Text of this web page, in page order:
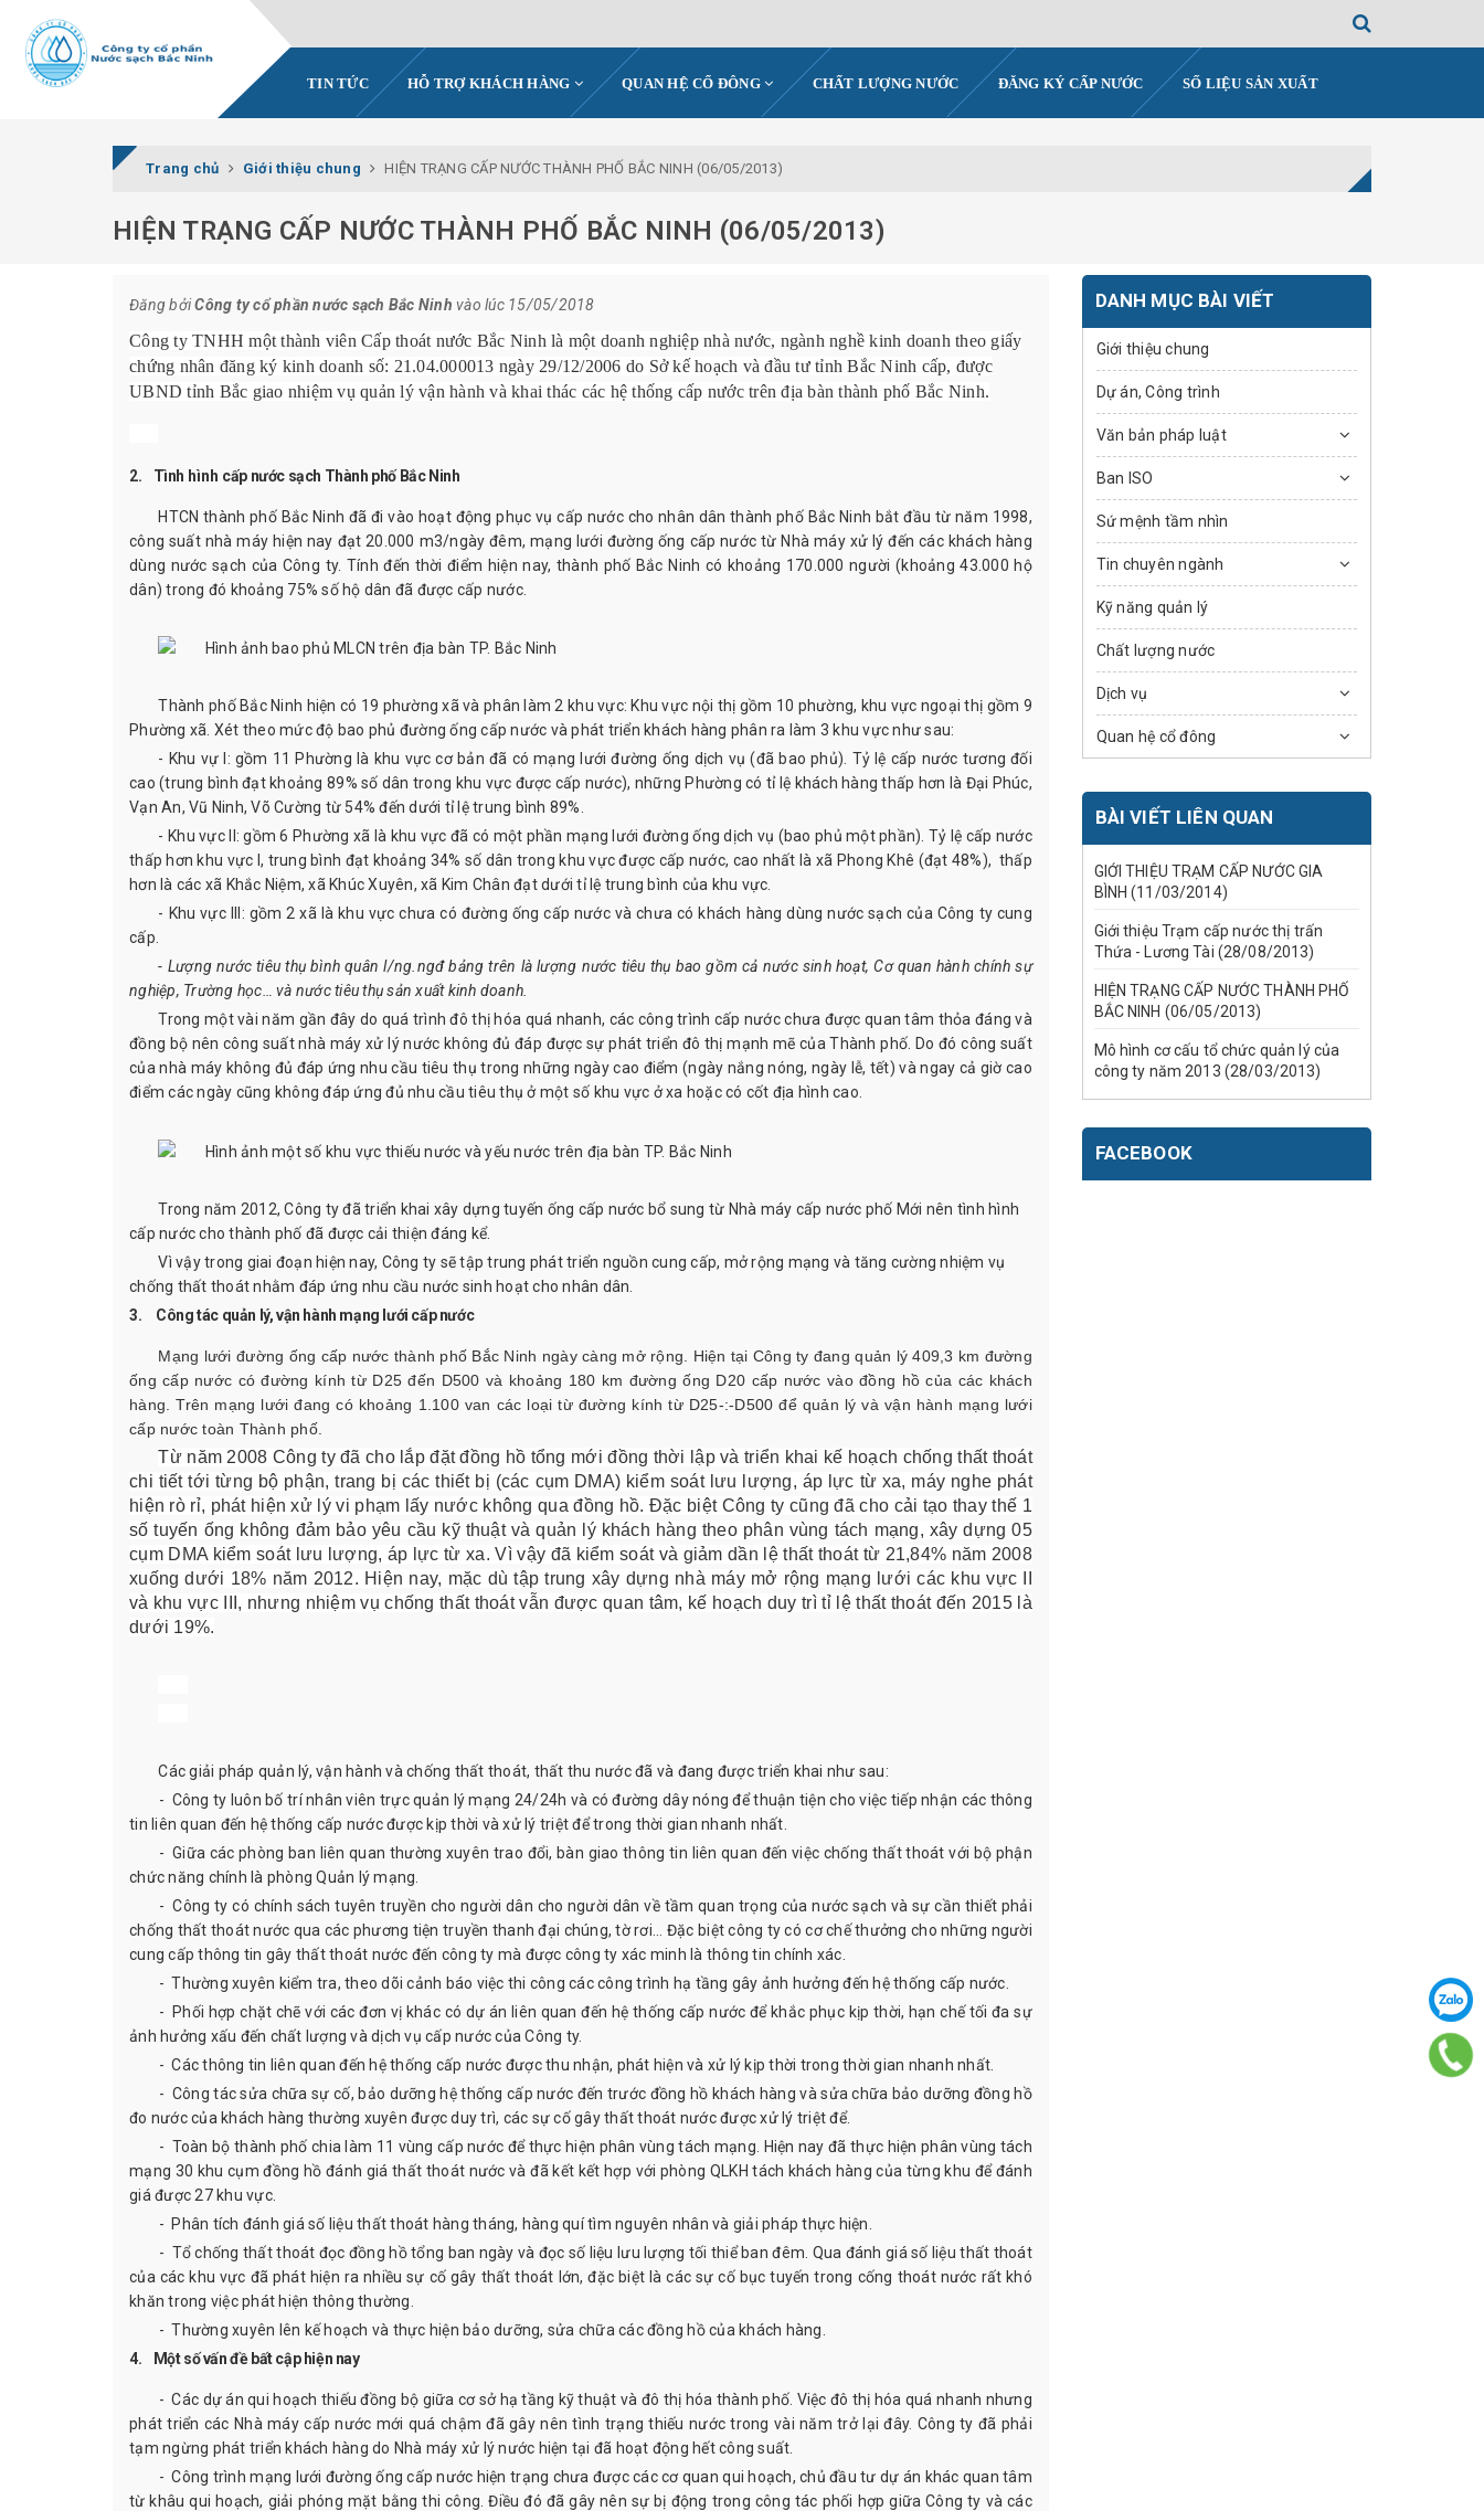
TIN TỨC HỖ TRỢ KHÁCH HÀNG QUAN HỆ CỔ ĐÔNG CHẤT LƯỢNG NƯỚC ĐĂNG KÝ CẤP NƯỚC SỐ LIỆU SẢN XUẤT
Trang chủ Giới thiệu chung HIỆN TRẠNG CẤP NƯỚC THÀNH PHỐ BẮC NINH (06/05/2013)
HIỆN TRẠNG CẤP NƯỚC THÀNH PHỐ BẮC NINH (06/05/2013)
Đăng bởiCông ty cổ phần nước sạch Bắc Ninh vào lúc 15/05/2018
Công ty TNHH một thành viên Cấp thoát nước Bắc Ninh là một doanh nghiệp nhà nước, ngành nghề kinh doanh theo giấy
chứng nhân đăng ký kinh doanh số: 21.04.000013 ngày 29/12/2006 do Sở kế hoạch và đầu tư tỉnh Bắc Ninh cấp, được
UBND tỉnh Bắc giao nhiệm vụ quản lý vận hành và khai thác các hệ thống cấp nước trên địa bàn thành phố Bắc Ninh.
2. Tình hình cấp nước sạch Thành phố Bắc Ninh
HTCN thành phố Bắc Ninh đã đi vào hoạt động phục vụ cấp nước cho nhân dân thành phố Bắc Ninh bắt đầu từ năm 1998,
công suất nhà máy hiện nay đạt 20.000 m3/ngày đêm, mạng lưới đường ống cấp nước từ Nhà máy xử lý đến các khách hàng
dùng nước sạch của Công ty. Tính đến thời điểm hiện nay, thành phố Bắc Ninh có khoảng 170.000 người (khoảng 43.000 hộ
dân) trong đó khoảng 75% số hộ dân đã được cấp nước.
Thành phố Bắc Ninh hiện có 19 phường xã và phân làm 2 khu vực: Khu vực nội thị gồm 10 phường, khu vực ngoại thị gồm 9
Phường xã. Xét theo mức độ bao phủ đường ống cấp nước và phát triển khách hàng phân ra làm 3 khu vực như sau:
- Khu vự I: gồm 11 Phường là khu vực cơ bản đã có mạng lưới đường ống dịch vụ (đã bao phủ). Tỷ lệ cấp nước tương đối
cao (trung bình đạt khoảng 89% số dân trong khu vực được cấp nước), những Phường có tỉ lệ khách hàng thấp hơn là Đại Phúc,
Vạn An, Vũ Ninh, Võ Cường từ 54% đến dưới tỉ lệ trung bình 89%.
- Khu vực II: gồm 6 Phường xã là khu vực đã có một phần mạng lưới đường ống dịch vụ (bao phủ một phần). Tỷ lệ cấp nước
thấp hơn khu vực I, trung bình đạt khoảng 34% số dân trong khu vực được cấp nước, cao nhất là xã Phong Khê (đạt 48%), thấp
hơn là các xã Khắc Niệm, xã Khúc Xuyên, xã Kim Chân đạt dưới tỉ lệ trung bình của khu vực.
- Khu vực III: gồm 2 xã là khu vực chưa có đường ống cấp nước và chưa có khách hàng dùng nước sạch của Công ty cung
cấp.
- Lượng nước tiêu thụ bình quân l/ng.ngđ bảng trên là lượng nước tiêu thụ bao gồm cả nước sinh hoạt, Cơ quan hành chính sự
nghiệp, Trường học… và nước tiêu thụ sản xuất kinh doanh.
Trong một vài năm gần đây do quá trình đô thị hóa quá nhanh, các công trình cấp nước chưa được quan tâm thỏa đáng và
đồng bộ nên công suất nhà máy xử lý nước không đủ đáp được sự phát triển đô thị mạnh mẽ của Thành phố. Do đó công suất
của nhà máy không đủ đáp ứng nhu cầu tiêu thụ trong những ngày cao điểm (ngày nắng nóng, ngày lễ, tết) và ngay cả giờ cao
điểm các ngày cũng không đáp ứng đủ nhu cầu tiêu thụ ở một số khu vực ở xa hoặc có cốt địa hình cao.
Trong năm 2012, Công ty đã triển khai xây dựng tuyến ống cấp nước bổ sung từ Nhà máy cấp nước phố Mới nên tình hình
cấp nước cho thành phố đã được cải thiện đáng kể.
Vì vậy trong giai đoạn hiện nay, Công ty sẽ tập trung phát triển nguồn cung cấp, mở rộng mạng và tăng cường nhiệm vụ
chống thất thoát nhằm đáp ứng nhu cầu nước sinh hoạt cho nhân dân.
3. Công tác quản lý, vận hành mạng lưới cấp nước
Mạng lưới đường ống cấp nước thành phố Bắc Ninh ngày càng mở rộng. Hiện tại Công ty đang quản lý 409,3 km đường
ống cấp nước có đường kính từ D25 đến D500 và khoảng 180 km đường ống D20 cấp nước vào đồng hồ của các khách
hàng. Trên mạng lưới đang có khoảng 1.100 van các loại từ đường kính từ D25-:-D500 để quản lý và vận hành mạng lưới
cấp nước toàn Thành phố.
Từ năm 2008 Công ty đã cho lắp đặt đồng hồ tổng mới đồng thời lập và triển khai kế hoạch chống thất thoát
chi tiết tới từng bộ phận, trang bị các thiết bị (các cụm DMA) kiểm soát lưu lượng, áp lực từ xa, máy nghe phát
hiện rò rỉ, phát hiện xử lý vi phạm lấy nước không qua đồng hồ. Đặc biệt Công ty cũng đã cho cải tạo thay thế 1
số tuyến ống không đảm bảo yêu cầu kỹ thuật và quản lý khách hàng theo phân vùng tách mạng, xây dựng 05
cụm DMA kiểm soát lưu lượng, áp lực từ xa. Vì vậy đã kiểm soát và giảm dần lệ thất thoát từ 21,84% năm 2008
xuống dưới 18% năm 2012. Hiện nay, mặc dù tập trung xây dựng nhà máy mở rộng mạng lưới các khu vực II
và khu vực III, nhưng nhiệm vụ chống thất thoát vẫn được quan tâm, kế hoạch duy trì tỉ lệ thất thoát đến 2015 là
dưới 19%.
Các giải pháp quản lý, vận hành và chống thất thoát, thất thu nước đã và đang được triển khai như sau:
- Công ty luôn bố trí nhân viên trực quản lý mạng 24/24h và có đường dây nóng để thuận tiện cho việc tiếp nhận các thông
tin liên quan đến hệ thống cấp nước được kịp thời và xử lý triệt để trong thời gian nhanh nhất.
- Giữa các phòng ban liên quan thường xuyên trao đổi, bàn giao thông tin liên quan đến việc chống thất thoát với bộ phận
chức năng chính là phòng Quản lý mạng.
- Công ty có chính sách tuyên truyền cho người dân cho người dân về tầm quan trọng của nước sạch và sự cần thiết phải
chống thất thoát nước qua các phương tiện truyền thanh đại chúng, tờ rơi... Đặc biệt công ty có cơ chế thưởng cho những người
cung cấp thông tin gây thất thoát nước đến công ty mà được công ty xác minh là thông tin chính xác.
- Thường xuyên kiểm tra, theo dõi cảnh báo việc thi công các công trình hạ tầng gây ảnh hưởng đến hệ thống cấp nước.
- Phối hợp chặt chẽ với các đơn vị khác có dự án liên quan đến hệ thống cấp nước để khắc phục kịp thời, hạn chế tối đa sự
ảnh hưởng xấu đến chất lượng và dịch vụ cấp nước của Công ty.
- Các thông tin liên quan đến hệ thống cấp nước được thu nhận, phát hiện và xử lý kịp thời trong thời gian nhanh nhất.
- Công tác sửa chữa sự cố, bảo dưỡng hệ thống cấp nước đến trước đồng hồ khách hàng và sửa chữa bảo dưỡng đồng hồ
đo nước của khách hàng thường xuyên được duy trì, các sự cố gây thất thoát nước được xử lý triệt để.
- Toàn bộ thành phố chia làm 11 vùng cấp nước để thực hiện phân vùng tách mạng. Hiện nay đã thực hiện phân vùng tách
mạng 30 khu cụm đồng hồ đánh giá thất thoát nước và đã kết kết hợp với phòng QLKH tách khách hàng của từng khu để đánh
giá được 27 khu vực.
- Phân tích đánh giá số liệu thất thoát hàng tháng, hàng quí tìm nguyên nhân và giải pháp thực hiện.
- Tổ chống thất thoát đọc đồng hồ tổng ban ngày và đọc số liệu lưu lượng tối thiể ban đêm. Qua đánh giá số liệu thất thoát
của các khu vực đã phát hiện ra nhiều sự cố gây thất thoát lớn, đặc biệt là các sự cố bục tuyến trong cống thoát nước rất khó
khăn trong việc phát hiện thông thường.
- Thường xuyên lên kế hoạch và thực hiện bảo dưỡng, sửa chữa các đồng hồ của khách hàng.
4. Một số vấn đề bất cập hiện nay
- Các dự án qui hoạch thiếu đồng bộ giữa cơ sở hạ tầng kỹ thuật và đô thị hóa thành phố. Việc đô thị hóa quá nhanh nhưng
phát triển các Nhà máy cấp nước mới quá chậm đã gây nên tình trạng thiếu nước trong vài năm trở lại đây. Công ty đã phải
tạm ngừng phát triển khách hàng do Nhà máy xử lý nước hiện tại đã hoạt động hết công suất.
- Công trình mạng lưới đường ống cấp nước hiện trạng chưa được các cơ quan qui hoạch, chủ đầu tư dự án khác quan tâm
từ khâu qui hoạch, giải phóng mặt bằng thi công. Điều đó đã gây nên sự bị động trong công tác phối hợp giữa Công ty và các
DANH MỤC BÀI VIẾT
Giới thiệu chung
Dự án, Công trình
Văn bản pháp luật
Ban ISO
Sứ mệnh tầm nhìn
Tin chuyên ngành
Kỹ năng quản lý
Chất lượng nước
Dịch vụ
Quan hệ cổ đông
BÀI VIẾT LIÊN QUAN
GIỚI THIỆU TRẠM CẤP NƯỚC GIA
BÌNH (11/03/2014)
Giới thiệu Trạm cấp nước thị trấn
Thứa - Lương Tài (28/08/2013)
HIỆN TRẠNG CẤP NƯỚC THÀNH PHỐ
BẮC NINH (06/05/2013)
Mô hình cơ cấu tổ chức quản lý của
công ty năm 2013 (28/03/2013)
FACEBOOK